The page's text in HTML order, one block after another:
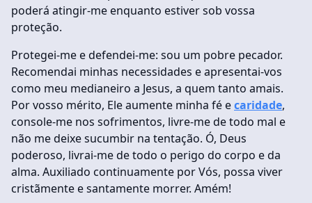
poderá atingir-me enquanto estiver sob vossa
proteção.
Protegei-me e defendei-me: sou um pobre pecador.
Recomendai minhas necessidades e apresentai-vos
como meu medianeiro a Jesus, a quem tanto amais.
Por vosso mérito, Ele aumente minha fé ecaridade,
console-me nos sofrimentos, livre-me de todo mal e
não me deixe sucumbir na tentação. Ó, Deus
poderoso, livrai-me de todo o perigo do corpo e da
alma. Auxiliado continuamente por Vós, possa viver
cristãmente e santamente morrer. Amém!